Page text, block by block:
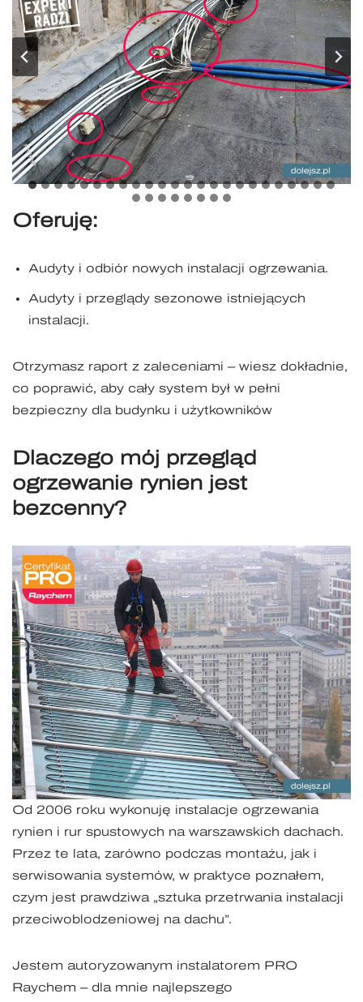
Oferuję:
Audyty i odbiór nowych instalacji ogrzewania.
Audyty i przeglądy sezonowe istniejących
instalacji.
Otrzymasz raport z zaleceniami – wiesz dokładnie,
co poprawić, aby cały system był w pełni
bezpieczny dla budynku i użytkowników
Dlaczego mój przegląd
ogrzewanie rynien jest
bezcenny?
Od 2006 roku wykonuję instalacje ogrzewania
rynien i rur spustowych na warszawskich dachach.
Przez te lata, zarówno podczas montażu, jak i
serwisowania systemów, w praktyce poznałem,
czym jest prawdziwa „sztuka przetrwania instalacji
przeciwoblodzeniowej na dachu”.
Jestem autoryzowanym instalatorem PRO
Raychem – dla mnie najlepszego